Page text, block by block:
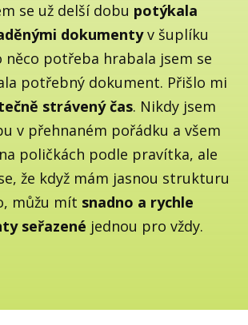
se už delší dobu potýkala
dokumentyv šuplíku
něco potřeba hrabala jsem se
potřebný dokument. Přišlo mi
strávený čas. Nikdy jsem
v přehnaném pořádku a všem
poličkách podle pravítka, ale
že když mám jasnou strukturu
můžu mít snadno a rychle
seřazené jednou pro vždy.